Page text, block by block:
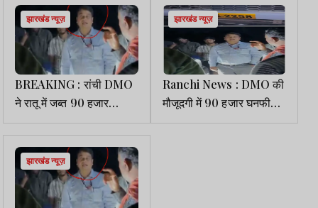
झारखंड न्यूज़
BREAKING : रांची DMO
ने रातू में जब्त 90 हजार
घनफीट बालू करा दिया गायब
झारखंड न्यूज़
Ranchi News : DMO की
मौजूदगी में 90 हजार घनफीट
बालू गायब! हाईवा के नंबर मिटा
झारखंड न्यूज़